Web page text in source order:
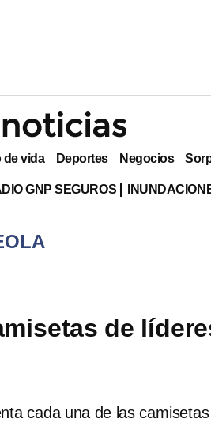
de vida Deportes Negocios
GNP SEGUROS
de
cada una de las